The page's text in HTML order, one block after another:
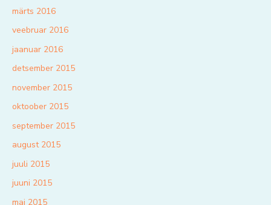
märts 2016
veebruar 2016
jaanuar 2016
detsember 2015
november 2015
oktoober 2015
september 2015
august 2015
juuli 2015
juuni 2015
mai 2015